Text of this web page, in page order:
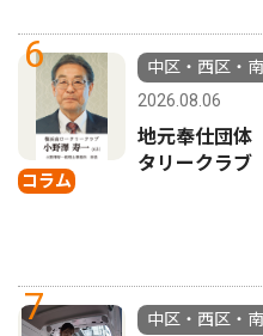
6
コラム
中区・西区・
2026.08.06
地元奉仕団
タリークラブ
7
中区・西区・